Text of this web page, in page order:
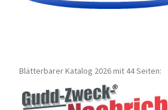
Blätterbarer Katalog 2026 mit 44 Seiten: